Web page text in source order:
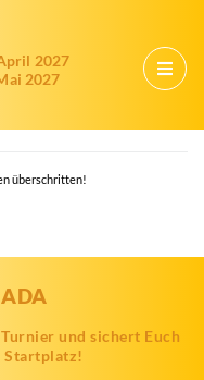
2027
2027
überschritten!
und sichert Euch
Startplatz!